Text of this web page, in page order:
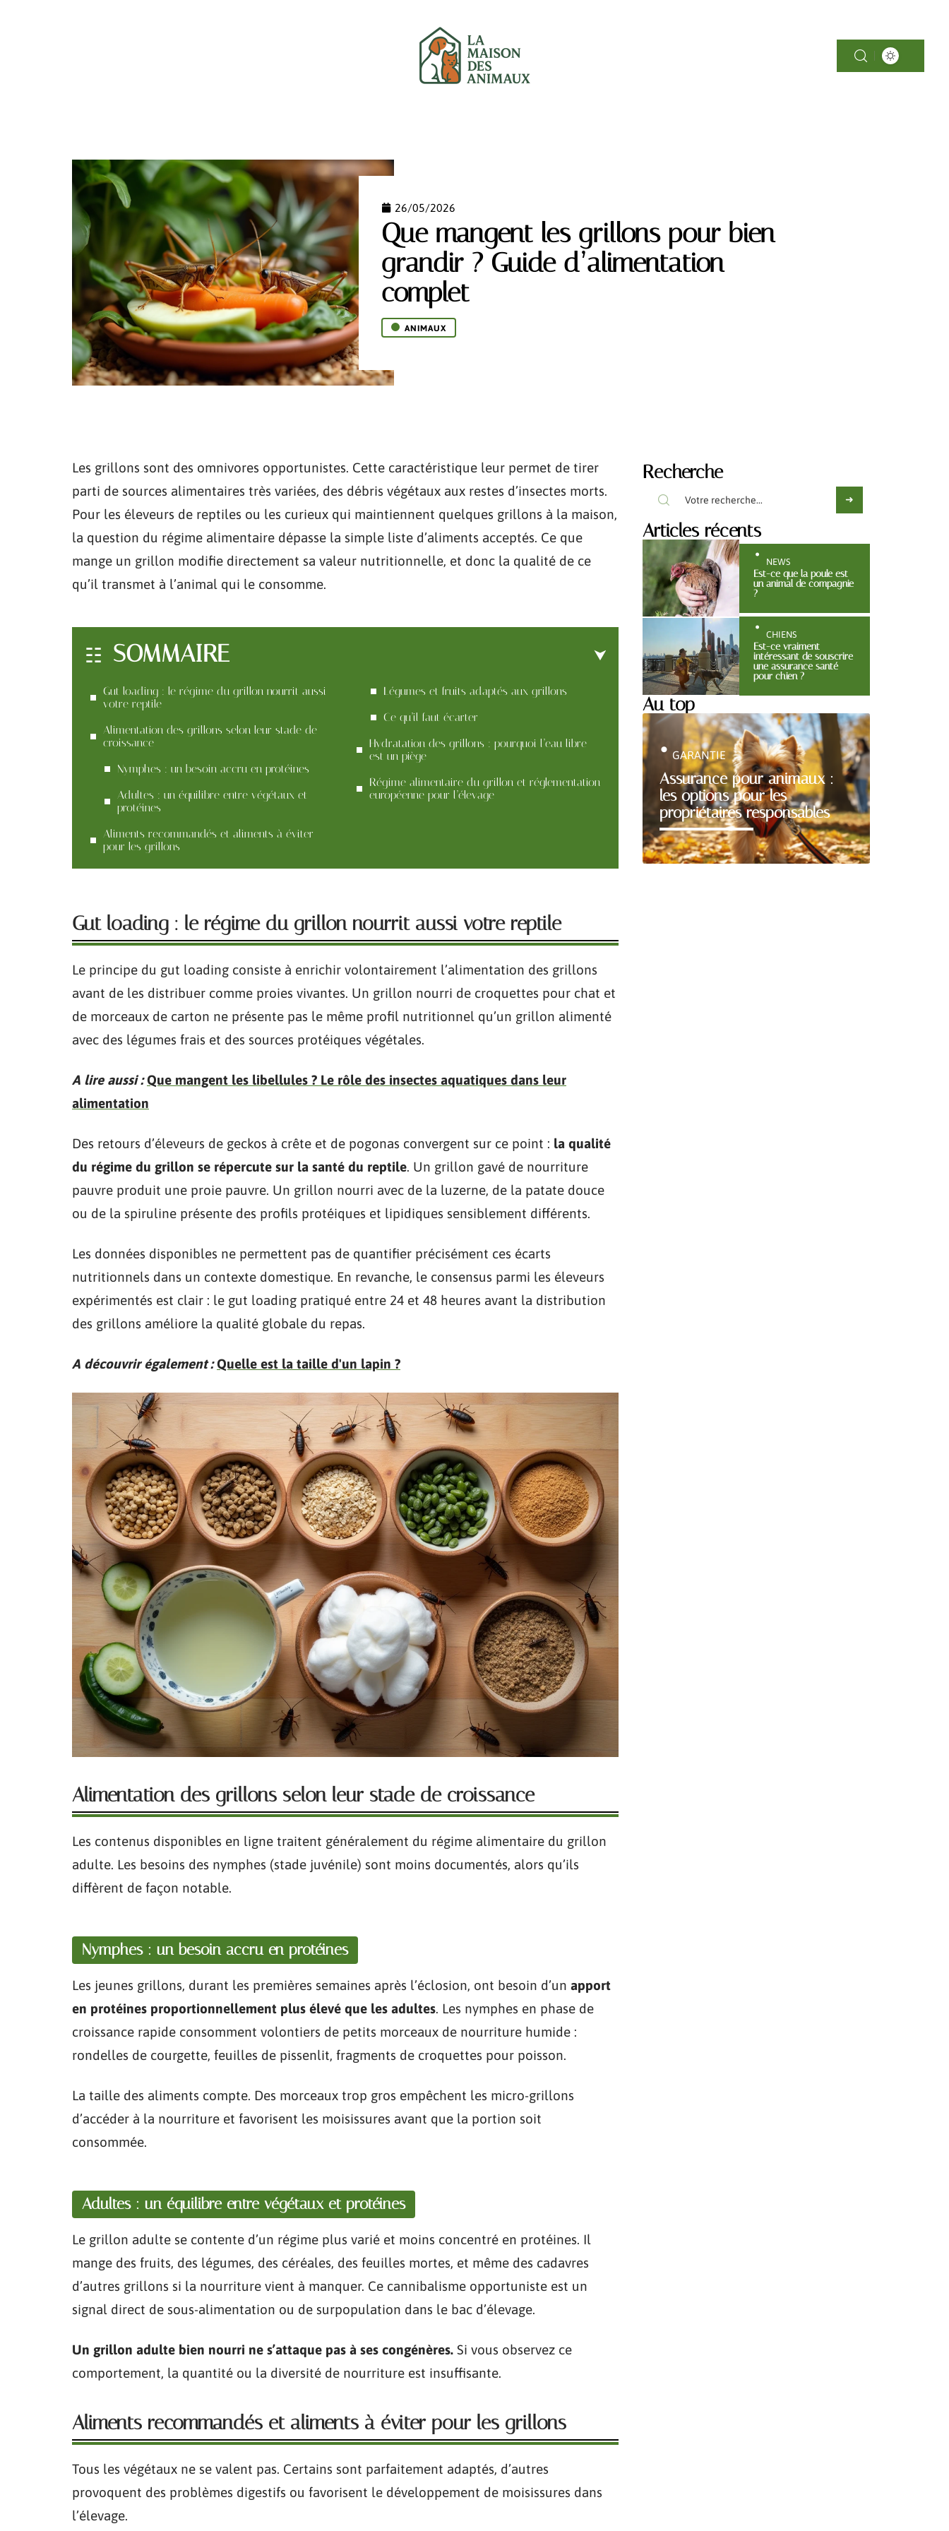
26/05/2026
Que mangent les grillons pour bien
grandir ? Guide d’alimentation
complet
ANIMAUX
Les grillons sont des omnivores opportunistes. Cette caractéristique leur permet de tirer
parti de sources alimentaires très variées, des débris végétaux aux restes d’insectes morts.
Pour les éleveurs de reptiles ou les curieux qui maintiennent quelques grillons à la maison,
la question du régime alimentaire dépasse la simple liste d’aliments acceptés. Ce que
mange un grillon modifie directement sa valeur nutritionnelle, et donc la qualité de ce
qu’il transmet à l’animal qui le consomme.
SOMMAIRE
Gut loading : le régime du grillon nourrit aussi
votre reptile
Alimentation des grillons selon leur stade de
croissance
Nymphes : un besoin accru en protéines
Adultes : un équilibre entre végétaux et
protéines
Aliments recommandés et aliments à éviter
pour les grillons
Légumes et fruits adaptés aux grillons
Ce qu’il faut écarter
Hydratation des grillons : pourquoi l’eau libre
est un piège
Régime alimentaire du grillon et réglementation
européenne pour l’élevage
Gut loading : le régime du grillon nourrit aussi votre reptile
Le principe du gut loading consiste à enrichir volontairement l’alimentation des grillons
avant de les distribuer comme proies vivantes. Un grillon nourri de croquettes pour chat et
de morceaux de carton ne présente pas le même profil nutritionnel qu’un grillon alimenté
avec des légumes frais et des sources protéiques végétales.
A lire aussi : Que mangent les libellules ? Le rôle des insectes aquatiques dans leur
alimentation
Des retours d’éleveurs de geckos à crête et de pogonas convergent sur ce point : la qualité
du régime du grillon se répercute sur la santé du reptile. Un grillon gavé de nourriture
pauvre produit une proie pauvre. Un grillon nourri avec de la luzerne, de la patate douce
ou de la spiruline présente des profils protéiques et lipidiques sensiblement différents.
Les données disponibles ne permettent pas de quantifier précisément ces écarts
nutritionnels dans un contexte domestique. En revanche, le consensus parmi les éleveurs
expérimentés est clair : le gut loading pratiqué entre 24 et 48 heures avant la distribution
des grillons améliore la qualité globale du repas.
A découvrir également : Quelle est la taille d'un lapin ?
Alimentation des grillons selon leur stade de croissance
Les contenus disponibles en ligne traitent généralement du régime alimentaire du grillon
adulte. Les besoins des nymphes (stade juvénile) sont moins documentés, alors qu’ils
diffèrent de façon notable.
Nymphes : un besoin accru en protéines
Les jeunes grillons, durant les premières semaines après l’éclosion, ont besoin d’un apport
en protéines proportionnellement plus élevé que les adultes. Les nymphes en phase de
croissance rapide consomment volontiers de petits morceaux de nourriture humide :
rondelles de courgette, feuilles de pissenlit, fragments de croquettes pour poisson.
La taille des aliments compte. Des morceaux trop gros empêchent les micro-grillons
d’accéder à la nourriture et favorisent les moisissures avant que la portion soit
consommée.
Adultes : un équilibre entre végétaux et protéines
Le grillon adulte se contente d’un régime plus varié et moins concentré en protéines. Il
mange des fruits, des légumes, des céréales, des feuilles mortes, et même des cadavres
d’autres grillons si la nourriture vient à manquer. Ce cannibalisme opportuniste est un
signal direct de sous-alimentation ou de surpopulation dans le bac d’élevage.
Un grillon adulte bien nourri ne s’attaque pas à ses congénères. Si vous observez ce
comportement, la quantité ou la diversité de nourriture est insuffisante.
Aliments recommandés et aliments à éviter pour les grillons
Tous les végétaux ne se valent pas. Certains sont parfaitement adaptés, d’autres
provoquent des problèmes digestifs ou favorisent le développement de moisissures dans
l’élevage.
Recherche
Articles récents
NEWS
Est-ce que la poule est
un animal de compagnie
?
CHIENS
Est-ce vraiment
intéressant de souscrire
une assurance santé
pour chien ?
Au top
Assurance pour animaux :
les options pour les
propriétaires responsables
GARANTIE